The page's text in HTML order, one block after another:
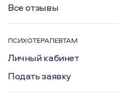
Все отзывы
ПСИХОТЕРАПЕВТАМ
Личный кабинет
Подать заявку